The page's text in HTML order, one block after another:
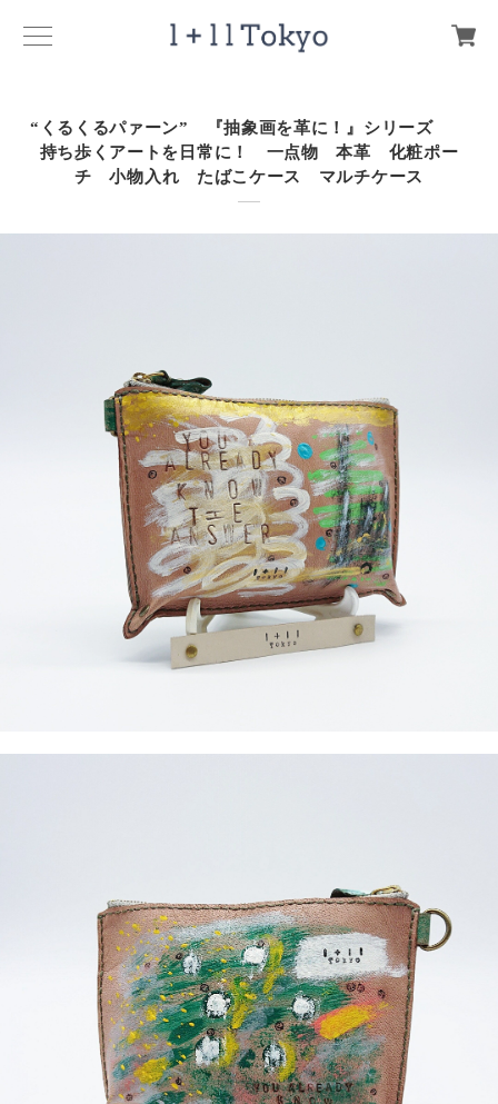
“くるくるパァーン” 『抽象画を革に！』シリーズ
持ち歩くアートを日常に！ 一点物 本革 化粧ポー
チ 小物入れ たばこケース マルチケース